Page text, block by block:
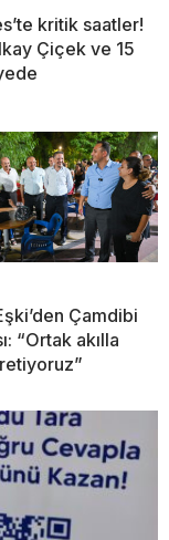
kritik saatler!
Çiçek ve 15
Çamdibi
“Ortak akılla